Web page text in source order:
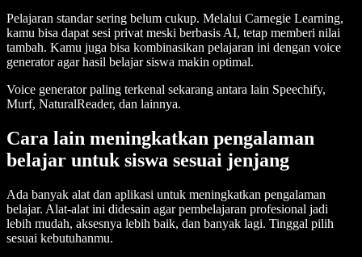
Pelajaran standar sering belum cukup. Melalui Carnegie Learning,
kamu bisa dapat sesi privat meski berbasis AI, tetap memberi nilai
tambah. Kamu juga bisa kombinasikan pelajaran ini dengan voice
generator agar hasil belajar siswa makin optimal.
Voice generator paling terkenal sekarang antara lain Speechify,
Murf, NaturalReader, dan lainnya.
Cara lain meningkatkan pengalaman
belajar untuk siswa sesuai jenjang
Ada banyak alat dan aplikasi untuk meningkatkan pengalaman
belajar. Alat-alat ini didesain agar pembelajaran profesional jadi
lebih mudah, aksesnya lebih baik, dan banyak lagi. Tinggal pilih
sesuai kebutuhanmu.